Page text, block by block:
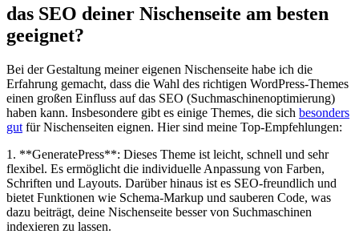
das SEO deiner Nischenseite am⁤ besten
geeignet?
Bei der Gestaltung meiner eigenen Nischenseite habe‌ ich die
Erfahrung gemacht, dass die⁣ Wahl des richtigen WordPress-Themes
einen großen Einfluss ​auf das SEO ⁤(Suchmaschinenoptimierung)
haben ⁤kann. Insbesondere gibt es⁤ einige Themes, die sich besonders
gut für Nischenseiten eignen. Hier sind‌ meine Top-Empfehlungen:
1. **GeneratePress**: Dieses⁤ Theme ist leicht, schnell und sehr
flexibel. Es ermöglicht die individuelle Anpassung von Farben,
Schriften und​ Layouts. Darüber hinaus ⁢ist es SEO-freundlich und
bietet‍ Funktionen wie Schema-Markup ‍und ‍sauberen Code, was
dazu beiträgt, deine Nischenseite besser von Suchmaschinen
indexieren zu ‍lassen.